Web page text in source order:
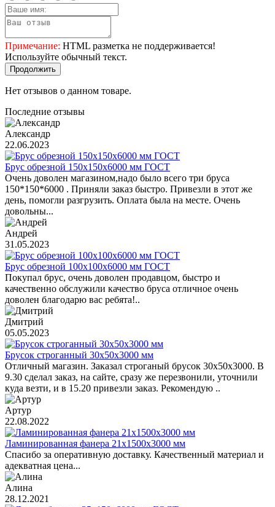
Примечание: HTML разметка не поддерживается!
Используйте обычный текст.
Продолжить
Нет отзывов о данном товаре.
Последние отзывы
Александр
22.06.2023
Брус обрезной 150х150х6000 мм ГОСТ
Очень доволен магазином,надо было всего три бруса
150*150*6000 . Приняли заказ быстро. Привезли в этот же
день, помогли разгрузить. Оплата была на месте. Очень
довольны...
Андрей
31.05.2023
Брус обрезной 100х100х6000 мм ГОСТ
Покупал брус, очень доволен продавцом, быстро и
качественно обслужили качество бруса отличное очень
доволен благодарю вас ребята!..
Дмитрий
05.05.2023
Брусок строганный 30х50х3000 мм
Отличный магазин. Заказал строганый брусок 30х50х3000. В
9.30 сделал заказ, на сайте, сразу же перезвонили, уточнили
куда везти, и в 15.20 привезли заказ. Рекомендую ..
Артур
22.08.2022
Ламинированная фанера 21х1500х3000 мм
Спасибо за оперативную доставку. Качественный материал и
адекватная цена...
Алина
28.12.2021